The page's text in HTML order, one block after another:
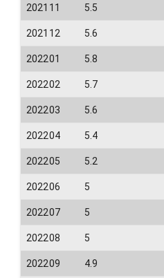
202111 5.5
202112 5.6
202201 5.8
202202 5.7
202203 5.6
202204 5.4
202205 5.2
202206 5
202207 5
202208 5
202209 4.9